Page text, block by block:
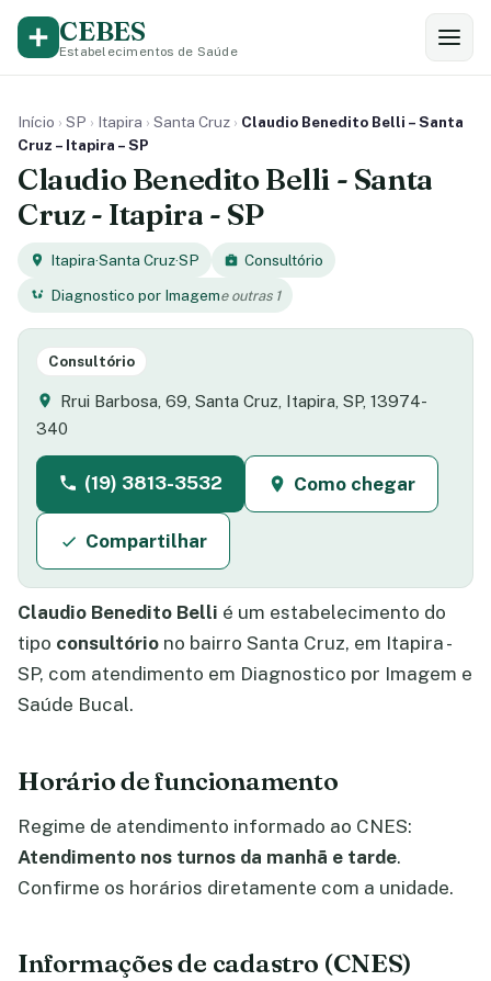
CEBES
Estabelecimentos de Saúde
Início › SP › Itapira › Santa Cruz › Claudio Benedito Belli – Santa
Cruz – Itapira – SP
Claudio Benedito Belli - Santa
Cruz - Itapira - SP
Itapira·Santa Cruz·SP
Consultório
Diagnostico por Imageme outras 1
Consultório
Rrui Barbosa, 69, Santa Cruz, Itapira, SP, 13974-
340
(19) 3813-3532 Como chegar
Compartilhar
Claudio Benedito Belli é um estabelecimento do
tipo consultório no bairro Santa Cruz, em Itapira -
SP, com atendimento em Diagnostico por Imagem e
Saúde Bucal.
Horário de funcionamento
Regime de atendimento informado ao CNES:
Atendimento nos turnos da manhã e tarde.
Confirme os horários diretamente com a unidade.
Informações de cadastro (CNES)